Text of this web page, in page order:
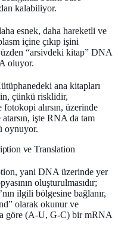
kalabiliyor.
esnek, daha hareketli ve
içine çıkıp işini
“arsivdeki kitap” DNA
oluyor.
ana kitapları
çünkü risklidir,
alırsın, üzerinde
atarsın, işte RNA da tam
oynuyor.
ve Translation
, yani DNA üzerinde yer
oluşturulmasıdır;
ilgili bölgesine bağlanır,
olarak okunur ve
göre (A-U, G-C) birmRNA